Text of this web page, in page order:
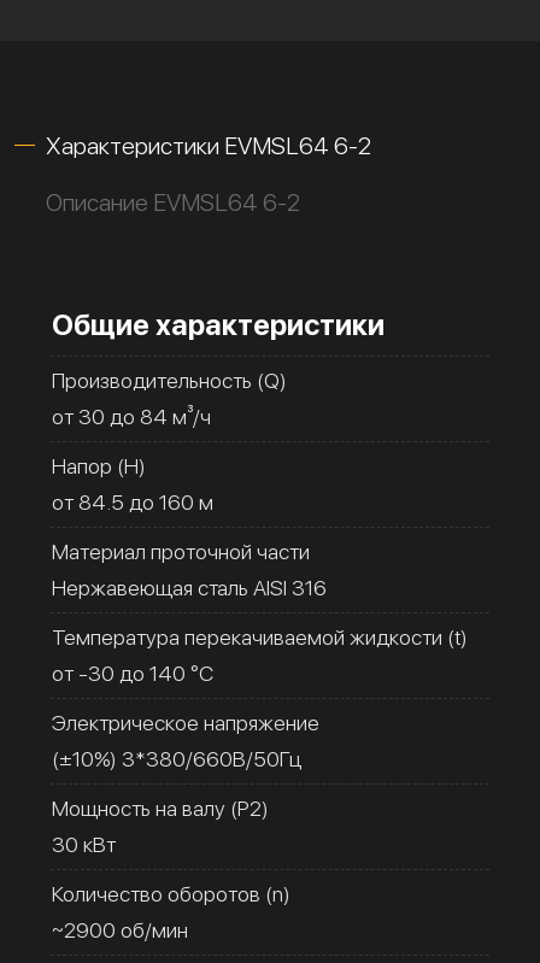
Характеристики EVMSL64 6-2
Описание EVMSL64 6-2
Общие характеристики
Производительность (Q)
от 30 до 84 м³/ч
Напор (H)
от 84.5 до 160 м
Материал проточной части
Нержавеющая сталь AISI 316
Температура перекачиваемой жидкости (t)
от -30 до 140 °C
Электрическое напряжение
(±10%) 3*380/660В/50Гц
Мощность на валу (Р2)
30 кВт
Количество оборотов (n)
~2900 об/мин